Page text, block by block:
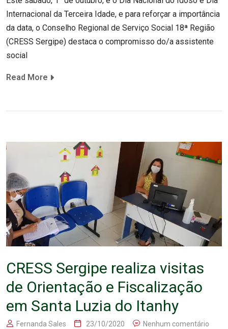
Internacional da Terceira Idade, e para reforçar a importância
da data, o Conselho Regional de Serviço Social 18ª Região
(CRESS Sergipe) destaca o compromisso do/a assistente
social
Read More
CRESS Sergipe realiza visitas
de Orientação e Fiscalização
em Santa Luzia do Itanhy
Fernanda Sales 23/10/2020 Nenhum comentário